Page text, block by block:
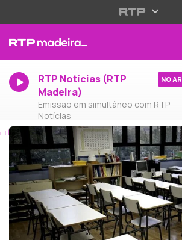
RTP Notícias (RTP
Madeira)
Emissão em simultâneo com RTP
Notícias
NO AR